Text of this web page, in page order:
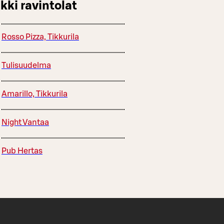
ravintolat
Rosso Pizza, Tikkurila
Tulisuudelma
Amarillo, Tikkurila
Night Vantaa
Pub Hertas